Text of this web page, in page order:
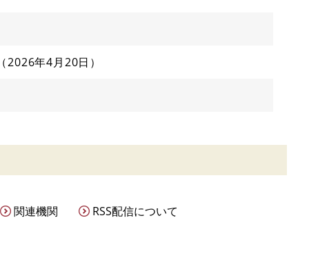
2026年4月20日
関連機関 RSS配信について